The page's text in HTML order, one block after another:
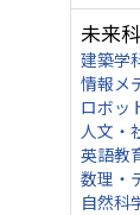
未来
建築学
情報メ
ロボッ
人文・
英語教
数理・
自然科